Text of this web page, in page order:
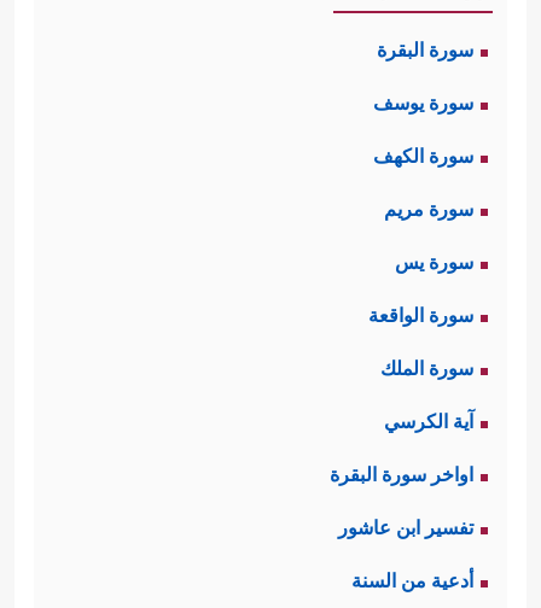
سورة البقرة
سورة يوسف
سورة الكهف
سورة مريم
سورة يس
سورة الواقعة
سورة الملك
آية الكرسي
اواخر سورة البقرة
تفسير ابن عاشور
أدعية من السنة